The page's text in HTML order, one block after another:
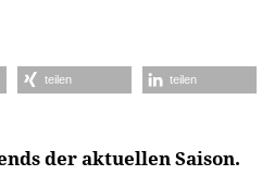
teilen teilen
der aktuellen Saison.